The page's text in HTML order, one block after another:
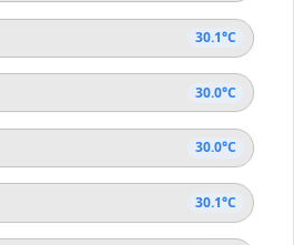
30.1°C
30.0°C
30.0°C
30.1°C